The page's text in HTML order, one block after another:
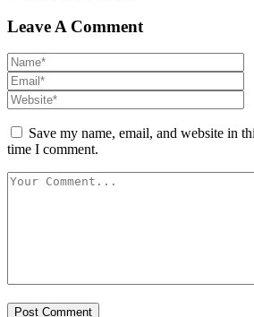
Leave A Comment
Save my name, email, and website in
time I comment.